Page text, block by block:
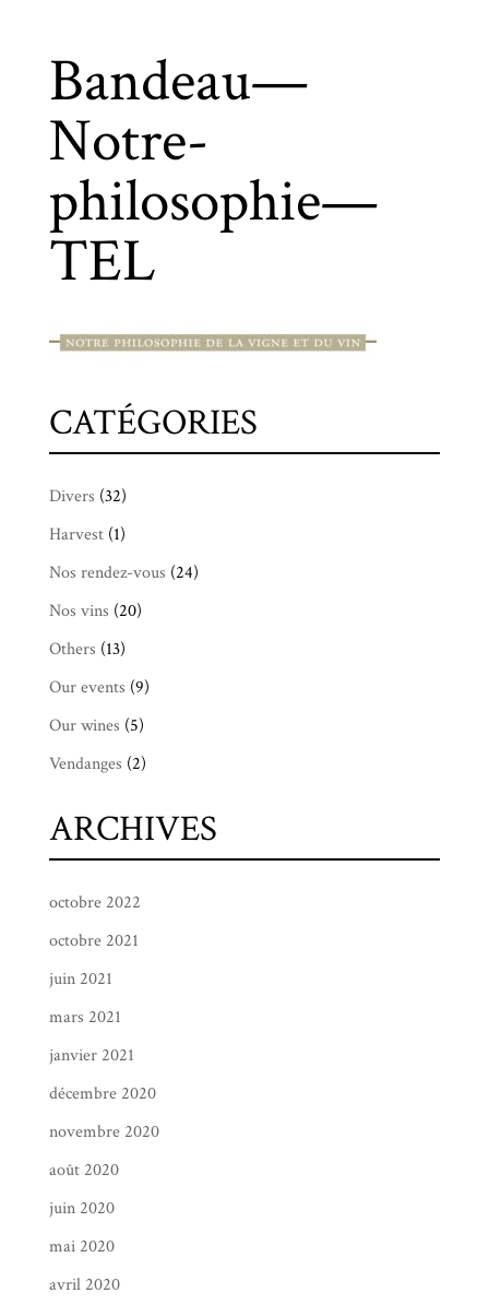
Bandeau—
Notre-
philosophie—
TEL
CATÉGORIES
Divers (32)
Harvest(1)
Nos rendez-vous (24)
Nos vins (20)
Others (13)
Our events (9)
Our wines (5)
Vendanges (2)
ARCHIVES
octobre 2022
octobre 2021
juin 2021
mars 2021
janvier 2021
décembre 2020
novembre 2020
août 2020
juin 2020
mai 2020
avril 2020